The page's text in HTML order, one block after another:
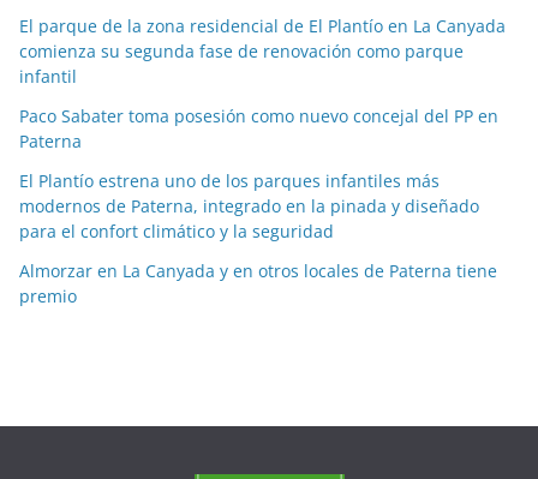
r
m
e
s
e
El parque de la zona residencial de El Plantío en La Canyada
comienza su segunda fase de renovación como parque
infantil
Paco Sabater toma posesión como nuevo concejal del PP en
Paterna
El Plantío estrena uno de los parques infantiles más
modernos de Paterna, integrado en la pinada y diseñado
para el confort climático y la seguridad
Almorzar en La Canyada y en otros locales de Paterna tiene
premio